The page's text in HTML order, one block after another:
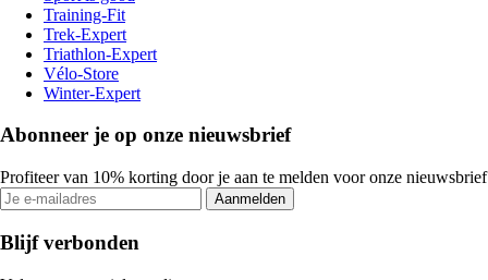
Training-Fit
Trek-Expert
Triathlon-Expert
Vélo-Store
Winter-Expert
Abonneer je op onze nieuwsbrief
Profiteer van 10% korting door je aan te melden voor onze nieuwsbrief
Aanmelden
Blijf verbonden